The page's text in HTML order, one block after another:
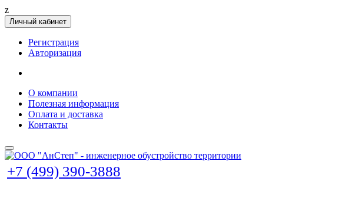
z
Личный кабинет
Регистрация
Авторизация
О компании
Полезная информация
Оплата и доставка
Контакты
+7 (499) 390-3888